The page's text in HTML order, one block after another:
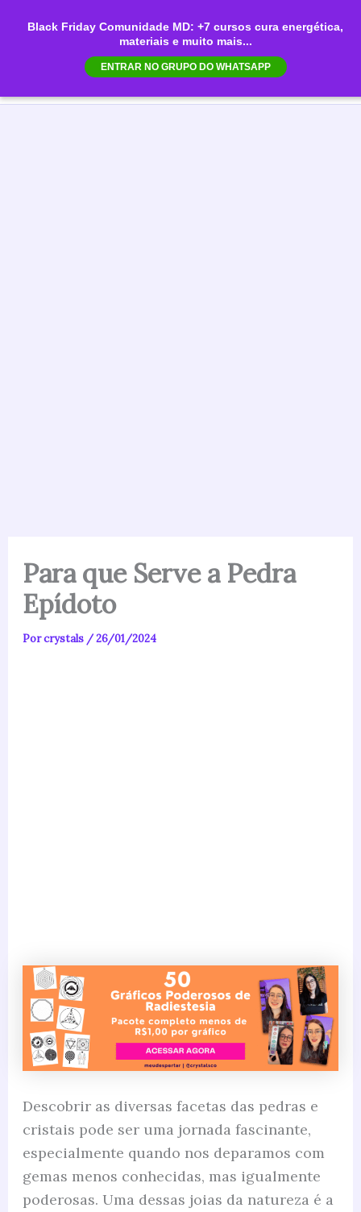
Black Friday Comunidade MD: +7 cursos cura energética,
materiais e muito mais...
ENTRAR NO GRUPO DO WHATSAPP
para
Para que Serve a Pedra
Epídoto
Porcrystals /26/01/2024
Descobrir as diversas facetas das pedras e
cristais pode ser uma jornada fascinante,
especialmente quando nos deparamos com
gemas menos conhecidas, mas igualmente
poderosas. Uma dessas joias da natureza é a